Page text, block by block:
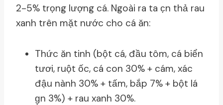
2-5% trọng lượng cá. Ngoài ra ta c̣n thả rau
xanh trên mặt nước cho cá ăn:
Thức ăn tinh (bột cá, đầu tôm, cá biển
tươi, ruột ốc, cá con 30% + cám, xác
đậu nành 30% + tấm, bắp 7% + bột lá
g̣n 3%) + rau xanh 30%.